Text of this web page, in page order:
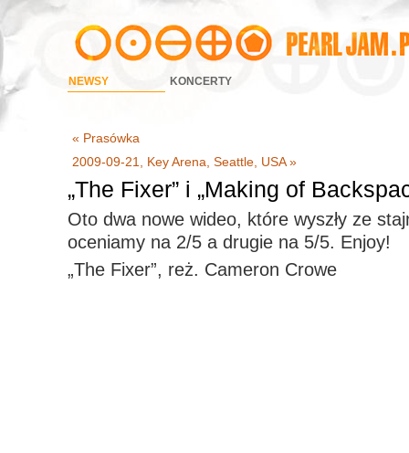
NEWSY KONCERTY
« Prasówka
2009-09-21, Key Arena, Seattle, USA »
„The Fixer” i „Making of
Oto dwa nowe wideo, które wyszły ze
oceniamy na 2/5 a drugie na 5/5. Enjoy!
„The Fixer”, reż. Cameron Crowe